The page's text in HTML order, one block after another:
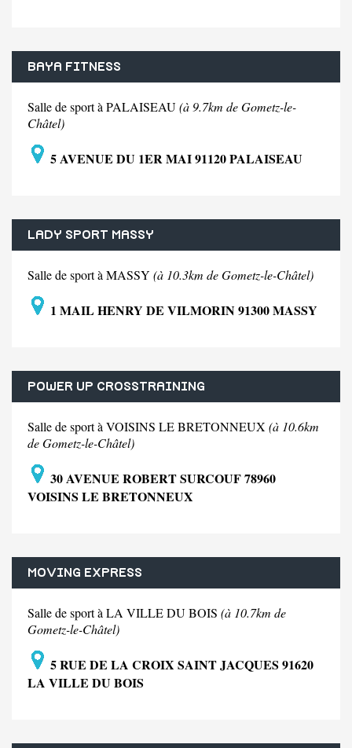
BAYA FITNESS
Salle de sport à PALAISEAU(à 9.7km de Gometz-le-
Châtel)
5 AVENUE DU 1ER MAI 91120 PALAISEAU
LADY SPORT MASSY
Salle de sport à MASSY (à 10.3km de Gometz-le-Châtel)
1 MAIL HENRY DE VILMORIN 91300 MASSY
POWER UP CROSSTRAINING
Salle de sport à VOISINS LE BRETONNEUX (à 10.6km
de Gometz-le-Châtel)
30 AVENUE ROBERT SURCOUF 78960
VOISINS LE BRETONNEUX
MOVING EXPRESS
Salle de sport à LA VILLE DU BOIS (à 10.7km de
Gometz-le-Châtel)
5 RUE DE LA CROIX SAINT JACQUES 91620
LA VILLE DU BOIS